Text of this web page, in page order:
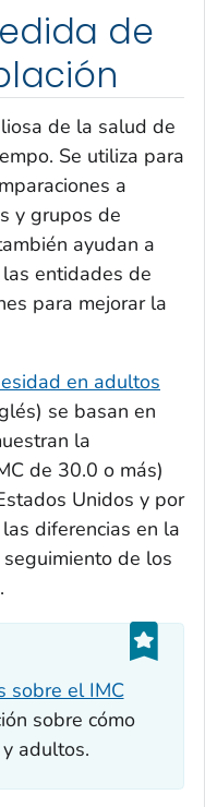
de
de la salud de
Se utiliza para
a
y grupos de
ayudan a
entidades de
para mejorar la
en adultos
se basan en
la
de 30.0 o más)
Unidos y por
diferencias en la
de los
sobre el IMC
sobre cómo
adultos.